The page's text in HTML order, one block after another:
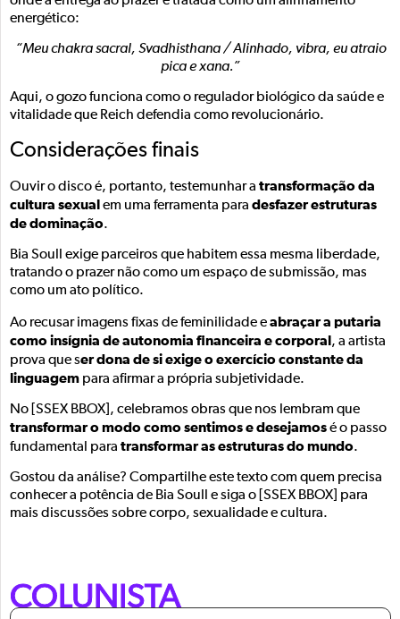
energético:
“Meu chakra sacral, Svadhisthana / Alinhado, vibra, eu atraio
pica e xana.”
Aqui, o gozo funciona como o regulador biológico da saúde e
vitalidade que Reich defendia como revolucionário.
Considerações finais
Ouvir o disco é, portanto, testemunhar a transformação da
cultura sexual em uma ferramenta para desfazer estruturas
de dominação.
Bia Soull exige parceiros que habitem essa mesma liberdade,
tratando o prazer não como um espaço de submissão, mas
como um ato político.
Ao recusar imagens fixas de feminilidade eabraçar a putaria
como insígnia de autonomia financeira e corporal , a artista
prova que ser dona de si exige o exercício constante da
linguagem para afirmar a própria subjetividade.
No [SSEX BBOX], celebramos obras que nos lembram que
transformar o modo como sentimos e desejamosé o passo
fundamental para transformar as estruturas do mundo.
Gostou da análise? Compartilhe este texto com quem precisa
conhecer a potência de Bia Soull e siga o [SSEX BBOX] para
mais discussões sobre corpo, sexualidade e cultura.
COLUNISTA